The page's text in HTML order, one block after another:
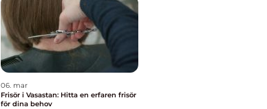
06. mar
Frisör i Vasastan: Hitta en erfaren frisör
för dina behov